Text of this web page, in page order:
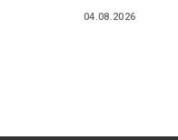
04.08.2026